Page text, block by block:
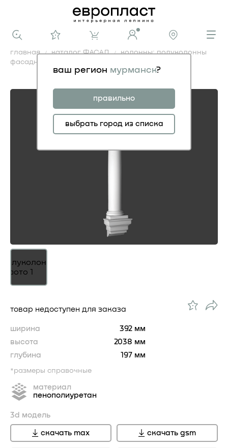
ваш регион мурманск?
правильно
выбрать город из списка
главная каталог ФАСАД
колонны: полуколонны
фасадные
полуколонна
товар недоступен для заказа
ширина
392 мм
высота
2038 мм
глубина
197 мм
*размеры справочные
материал
пенополиуретан
3d модель
скачать max скачать gsm